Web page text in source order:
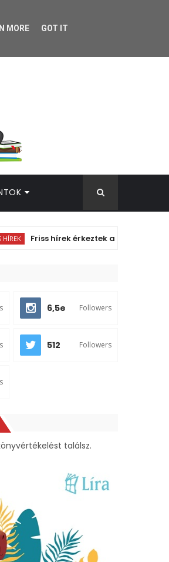
hírek érkeztek a Netflix-féle
6,5e Followers
512 Followers
találsz.
MORE GOT IT